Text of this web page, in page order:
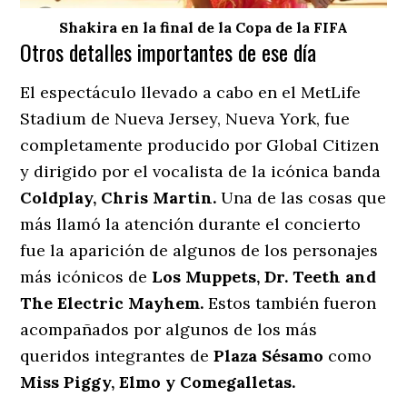
Shakira en la final de la Copa de la FIFA
Otros detalles importantes de ese día
El espectáculo llevado a cabo en el MetLife
Stadium de Nueva Jersey, Nueva York, fue
completamente producido por Global Citizen
y dirigido por el vocalista de la icónica banda
Coldplay, Chris Martin. Una de las cosas que
más llamó la atención durante el concierto
fue la aparición de algunos de los personajes
más icónicos de Los Muppets, Dr. Teeth and
The Electric Mayhem.Estos también fueron
acompañados por algunos de los más
queridos integrantes dePlaza Sésamo como
Miss Piggy, Elmo y Comegalletas.